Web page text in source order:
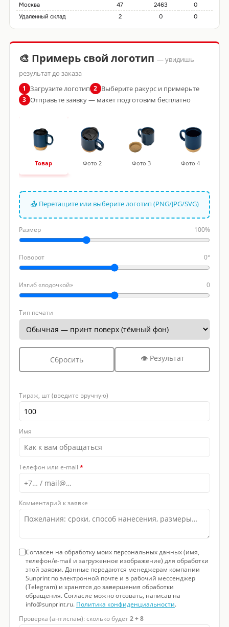
Москва 47 2463
0
Удаленный склад
2 0 0
🎨 Примерь свой логотип — увидишь
результат до заказа
1 Загрузите логотип 2 Выберите ракурс и примерьте
3 Отправьте заявку — макет подготовим бесплатно
Товар Фото 2 Фото 3 Фото 4
📤 Перетащите или выберите логотип (PNG/JPG/SVG)
Размер 100%
Поворот 0°
Изгиб «лодочкой» 0
Тип печати
Сбросить 👁 Результат
Тираж, шт (введите вручную)
Имя
Телефон или e-mail *
Комментарий к заявке
Согласен на обработку моих персональных данных (имя,
телефон/e-mail и загруженное изображение) для обработки
этой заявки. Данные передаются менеджерам компании
Sunprint по электронной почте и в рабочий мессенджер
(Telegram) и хранятся до завершения обработки
обращения. Согласие можно отозвать, написав на
info@sunprint.ru. Политика конфиденциальности.
Проверка (антиспам): сколько будет2 + 8